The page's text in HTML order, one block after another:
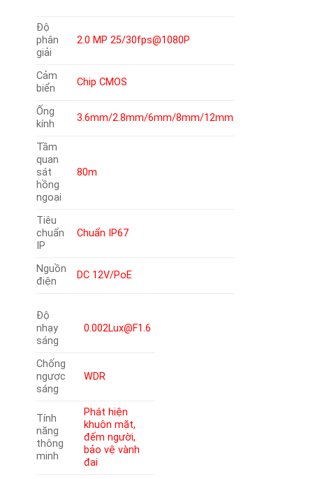
Độ
phân
giải
2.0 MP 25/30fps@1080P
Cảm
biển
Chip CMOS
Ống
kính
3.6mm/2.8mm/6mm/8mm/12mm
Tầm
quan
sát
hồng
ngoại
80m
Tiêu
chuẩn
IP
Chuẩn IP67
Nguồn
điện
DC 12V/PoE
Độ
nhạy
sáng
0.002Lux@F1.6
Chống
ngược
sáng
WDR
Tính
năng
thông
minh
Phát hiện
khuôn mặt,
đếm người,
bảo vệ vành
đai